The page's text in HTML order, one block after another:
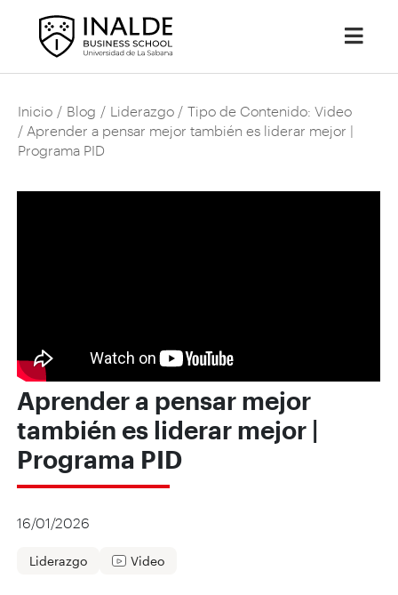
Inicio / Blog / Liderazgo / Tipo de Contenido: Video
/ Aprender a pensar mejor también es liderar mejor |
Programa PID
Aprender a pensar mejor
también es liderar mejor |
Programa PID
16/01/2026
Liderazgo Video